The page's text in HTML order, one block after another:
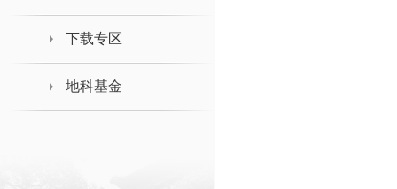
下载专区
地科基金